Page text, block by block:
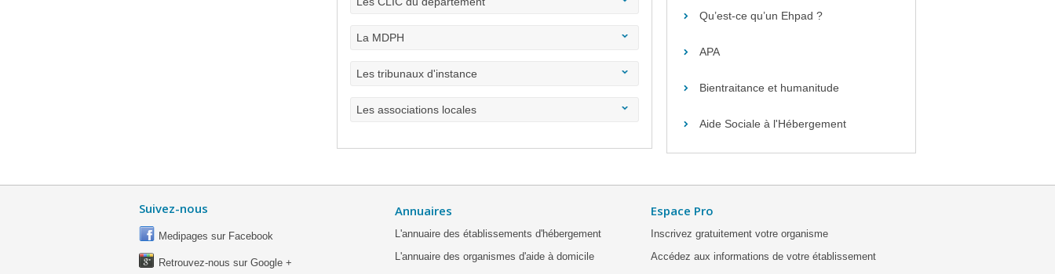
La MDPH
Les tribunaux d'instance
Les associations locales
Qu’est-ce qu’un Ehpad ?
APA
Bientraitance et humanitude
Aide Sociale à l'Hébergement
Suivez-nous
Medipages sur Facebook
Retrouvez-nous sur Google +
Annuaires
L'annuaire des établissements d'hébergement
L'annuaire des organismes d'aide à domicile
Espace Pro
Inscrivez gratuitement votre organisme
Accédez aux informations de votre établissement